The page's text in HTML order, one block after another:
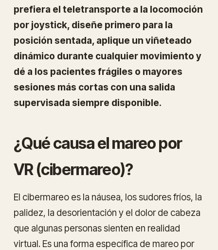
prefiera el teletransporte a la locomoción
por joystick, diseñe primero para la
posición sentada, aplique un viñeteado
dinámico durante cualquier movimiento y
dé a los pacientes frágiles o mayores
sesiones más cortas con una salida
supervisada siempre disponible.
¿Qué causa el mareo por
VR (cibermareo)?
El cibermareo es la náusea, los sudores fríos, la
palidez, la desorientación y el dolor de cabeza
que algunas personas sienten en realidad
virtual. Es una forma específica de mareo por